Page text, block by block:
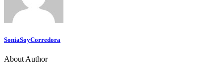
SoniaSoyCorredora
About Author